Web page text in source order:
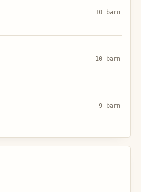
10 barn
10 barn
9 barn